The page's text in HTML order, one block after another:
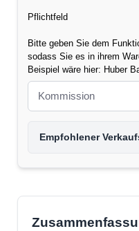
Pflichtfeld
Bitte geben Sie dem
sodass Sie es in ihrem
Beispiel wäre hier: Huber
Empfohlener